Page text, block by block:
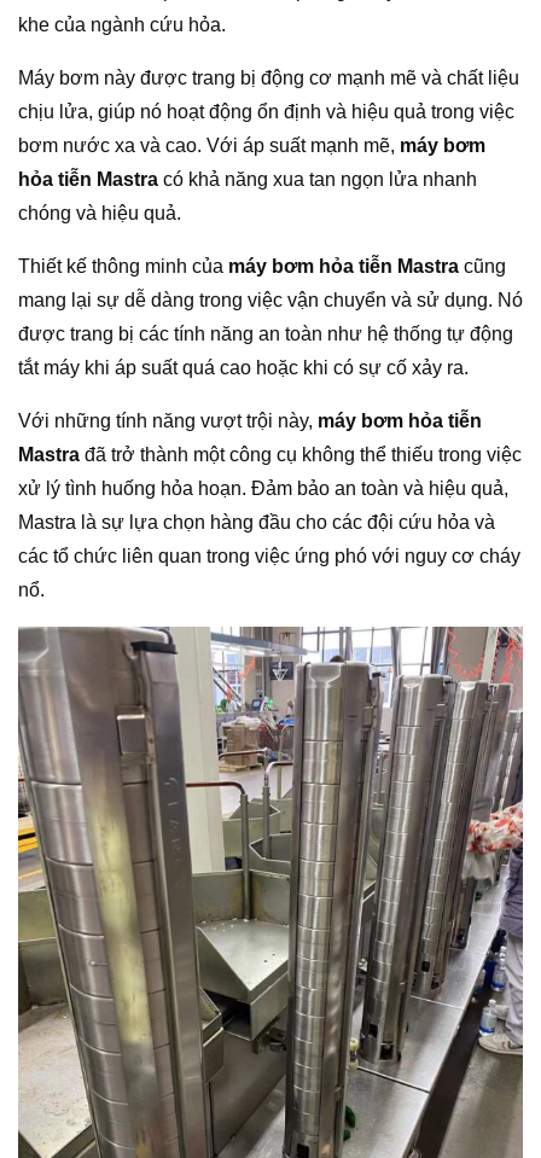
khe của ngành cứu hỏa.
Máy bơm này được trang bị động cơ mạnh mẽ và chất liệu
chịu lửa, giúp nó hoạt động ổn định và hiệu quả trong việc
bơm nước xa và cao. Với áp suất mạnh mẽ, máy bơm
hỏa tiễn Mastra có khả năng xua tan ngọn lửa nhanh
chóng và hiệu quả.
Thiết kế thông minh của máy bơm hỏa tiễn Mastra cũng
mang lại sự dễ dàng trong việc vận chuyển và sử dụng. Nó
được trang bị các tính năng an toàn như hệ thống tự động
tắt máy khi áp suất quá cao hoặc khi có sự cố xảy ra.
Với những tính năng vượt trội này, máy bơm hỏa tiễn
Mastra đã trở thành một công cụ không thể thiếu trong việc
xử lý tình huống hỏa hoạn. Đảm bảo an toàn và hiệu quả,
Mastra là sự lựa chọn hàng đầu cho các đội cứu hỏa và
các tổ chức liên quan trong việc ứng phó với nguy cơ cháy
nổ.